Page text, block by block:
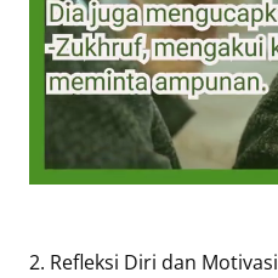
2. Refleksi Diri dan Motivasi